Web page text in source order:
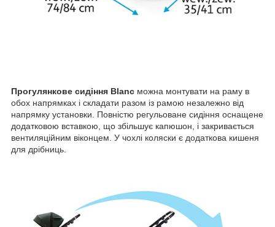
Прогулянкове сидіння Blanc можна монтувати на раму в
обох напрямках і складати разом із рамою незалежно від
напрямку установки. Повністю регульоване сидіння оснащене
додатковою вставкою, що збільшує капюшон, і закривається
вентиляційним віконцем. У чохлі коляски є додаткова кишеня
для дрібниць.